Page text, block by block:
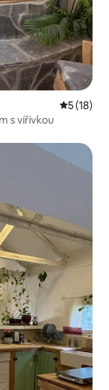
Průměrné
5 (18)
s vířivkou